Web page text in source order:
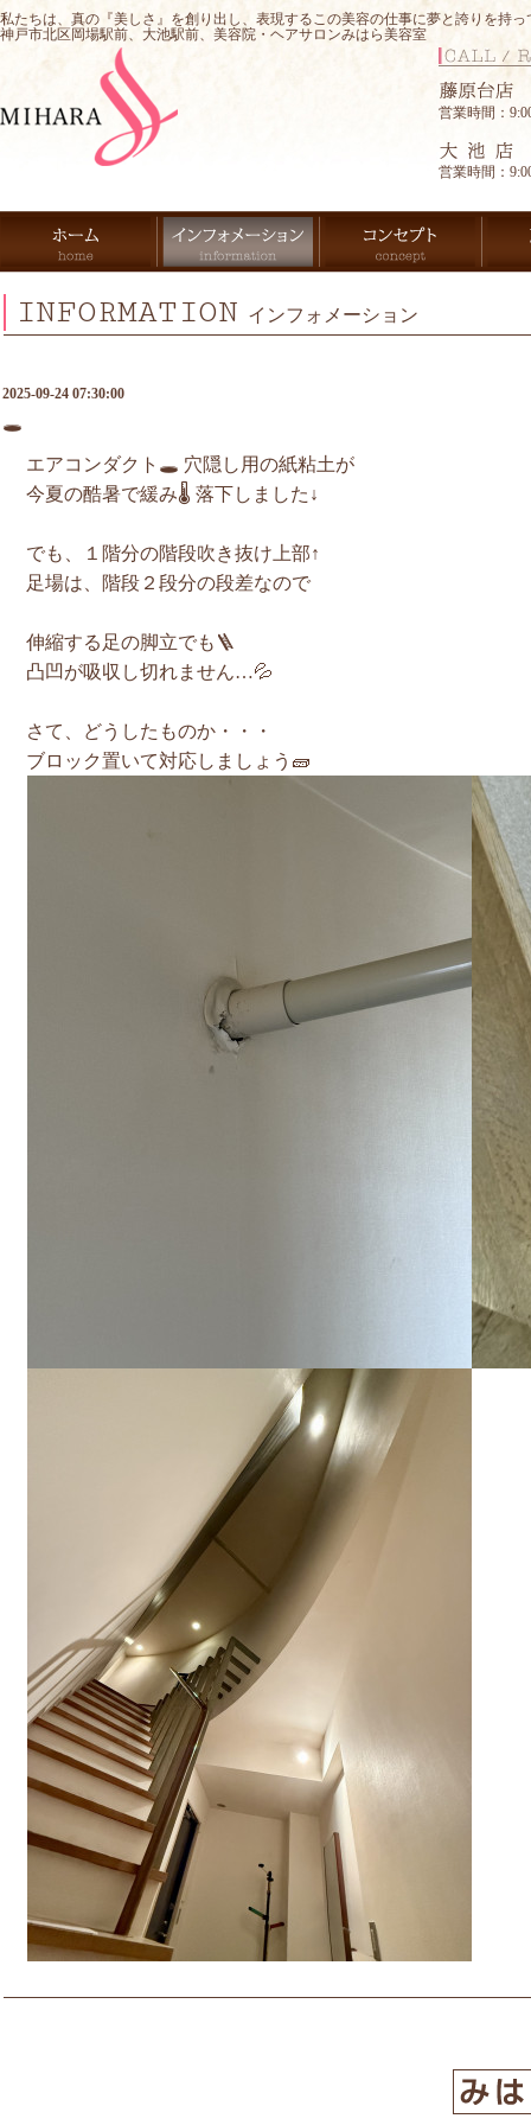
私たちは、真の『美しさ』を創り出し、表現するこの美容の仕事に夢と誇りを持
神戸市北区岡場駅前、大池駅前、美容院・ヘアサロンみはら美容室
営業時間：
営業時間：
INFORMATION インフォメーション
2025-09-24 07:30:00
🕳️
エアコンダクト🕳️ 穴隠し用の紙粘土が
今夏の酷暑で緩み🌡️ 落下しました↓
でも、１階分の階段吹き抜け上部↑
足場は、階段２段分の段差なので
伸縮する足の脚立でも🪜
凸凹が吸収し切れません…💦
さて、どうしたものか・・・
ブロック置いて対応しましょう🧱